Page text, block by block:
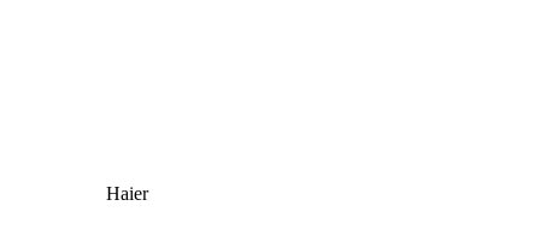
Haier